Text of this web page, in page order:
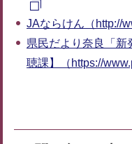
JAならけん（http://
県民だより奈良「新
聴課】（https://